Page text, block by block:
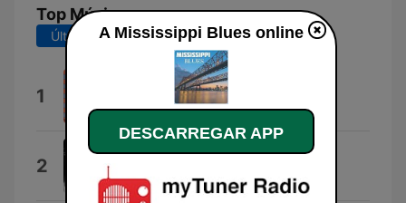
Top Músicas
Últimos 7 dias Últimos 30 dias
1 Late Night City Blues
The Chris Cain Band
2 Serious
Bernard Allison
A Mississippi Blues online
DESCARREGAR APP